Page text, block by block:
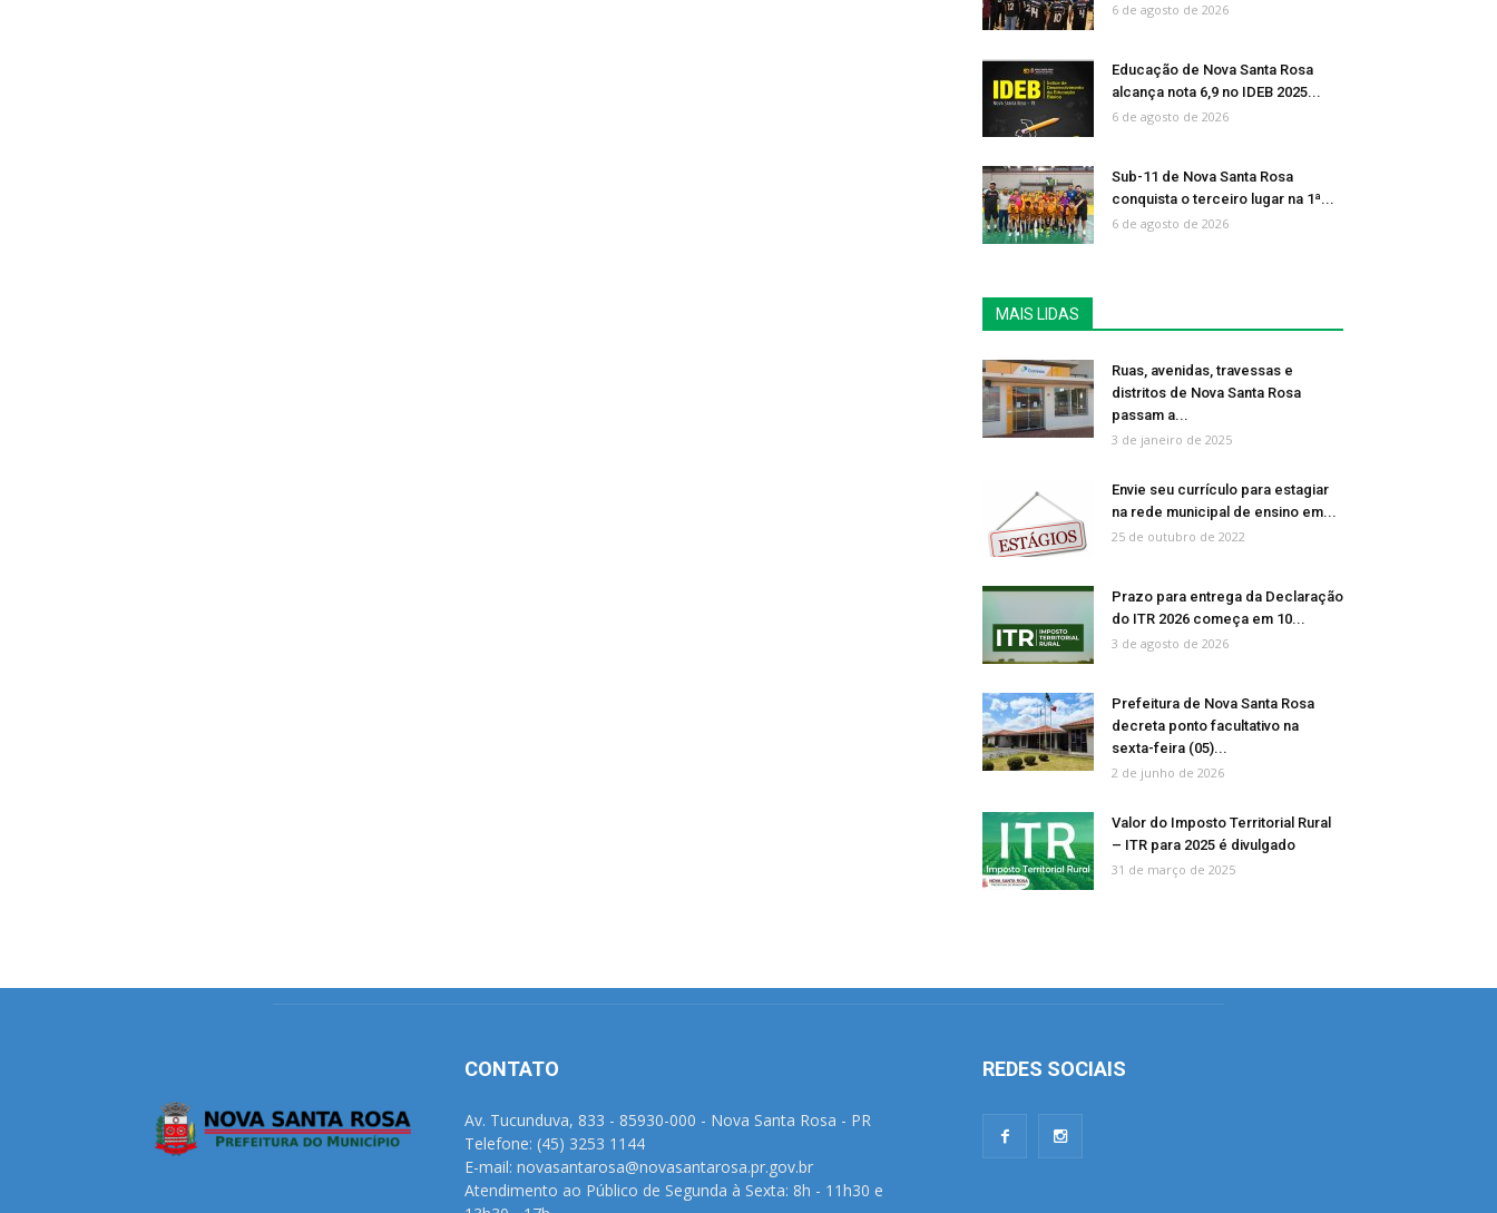
6 de agosto de 2026
Educação de Nova Santa Rosa
alcança nota 6,9 no IDEB 2025...
6 de agosto de 2026
Sub-11 de Nova Santa Rosa
conquista o terceiro lugar na 1ª...
6 de agosto de 2026
MAIS LIDAS
Ruas, avenidas, travessas e
distritos de Nova Santa Rosa
passam a...
3 de janeiro de 2025
Envie seu currículo para estagiar
na rede municipal de ensino em...
25 de outubro de 2022
Prazo para entrega da Declaração
do ITR 2026 começa em 10...
3 de agosto de 2026
Prefeitura de Nova Santa Rosa
decreta ponto facultativo na
sexta-feira (05)...
2 de junho de 2026
Valor do Imposto Territorial Rural
– ITR para 2025 é divulgado
31 de março de 2025
CONTATO
Av. Tucunduva, 833 - 85930-000 - Nova Santa Rosa - PR
Telefone: (45) 3253 1144
E-mail: novasantarosa@novasantarosa.pr.gov.br
Atendimento ao Público de Segunda à Sexta: 8h - 11h30 e
REDES SOCIAIS